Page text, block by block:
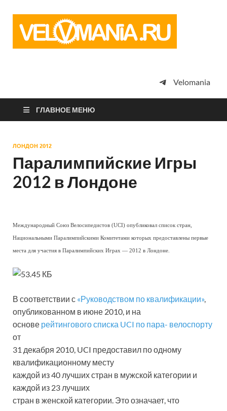
просто
Velomania
ГЛАВНОЕ МЕНЮ
ЛОНДОН 2012
Паралимпийские Игры
2012 в Лондоне
Международный Союз Велосипедистов (UCI) опубликовал список стран,
Национальными Паралимпийскими Комитетами которых предоставлены первые
места для участия в Паралимпийских Играх — 2012 в Лондоне.
В соответствии с «Руководством по квалификации»,
опубликованном в июне 2010, и на
основе рейтингового списка UCI по пара- велоспорту
от
31 декабря 2010, UCI предоставил по одному
квалификационному месту
каждой из 40 лучших стран в мужской категории и
каждой из 23 лучших
стран в женской категории. Это означает, что